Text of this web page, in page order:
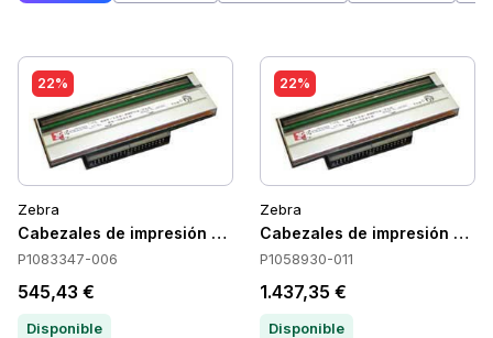
22%
Zebra
Cabezales de impresión Zebra P1083347-006
P1083347-006
545,43 €
Disponible
22%
Zebra
Cabezales de impresión
P1058930-011
1.437,35 €
Disponible